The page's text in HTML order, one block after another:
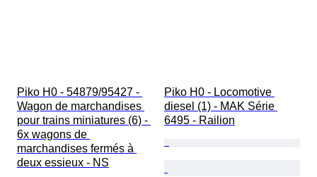
Piko H0 - 54879/95427 -
Wagon de marchandises
pour trains miniatures (6) -
6x wagons de
marchandises fermés à
deux essieux - NS
Piko H0 - Locomotive
diesel (1) - MAK Série
6495 - Railion